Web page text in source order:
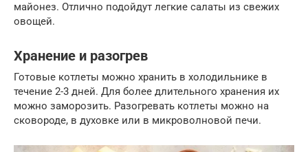
майонез. Отлично подойдут легкие салаты из свежих
овощей.
Хранение и разогрев
Готовые котлеты можно хранить в холодильнике в
течение 2-3 дней. Для более длительного хранения их
можно заморозить. Разогревать котлеты можно на
сковороде, в духовке или в микроволновой печи.